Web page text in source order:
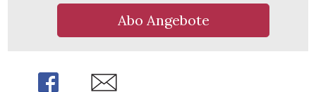
Abo Angebote
Share Share